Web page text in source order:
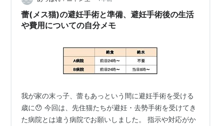
いつもハンカチを首に巻いたりしていたので、術後服は
全く平気でした。 術後、…
蕾(メス猫)の避妊手術と準備、避妊手術後の生活
や費用についての自分メモ
我が家の末っ子、蕾もあっという間に避妊手術を受ける
歳に😯 今回は、先住猫たちが避妊・去勢手術を受けてき
た病院とは違う病院でお願いしました。 指示や対応がか